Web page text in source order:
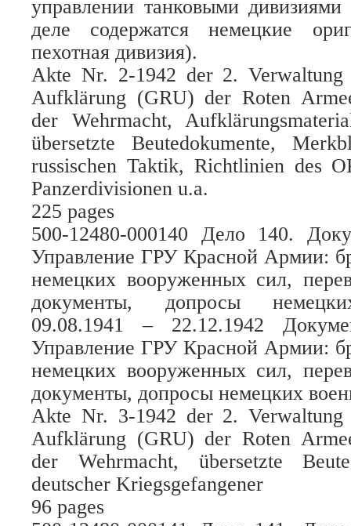
управлении танковыми
деле содержатся немецкие
пехотная дивизия).
Akte Nr. 2-1942 der 2. Verwaltung
Aufklärung (GRU) der Roten
der Wehrmacht,
übersetzte Beutedokumente,
russischen Taktik, Richtlinien des
Panzerdivisionen u.a.
225 pages
500-12480-000140 Дело 140.
Управление ГРУ Красной Армии:
немецких вооруженных сил,
документы, допросы
09.08.1941 – 22.12.1942
Управление ГРУ Красной Армии:
немецких вооруженных сил,
документы, допросы немецких
Akte Nr. 3-1942 der 2. Verwaltung
Aufklärung (GRU) der Roten
der Wehrmacht, übersetzte
deutscher Kriegsgefangener
96 pages